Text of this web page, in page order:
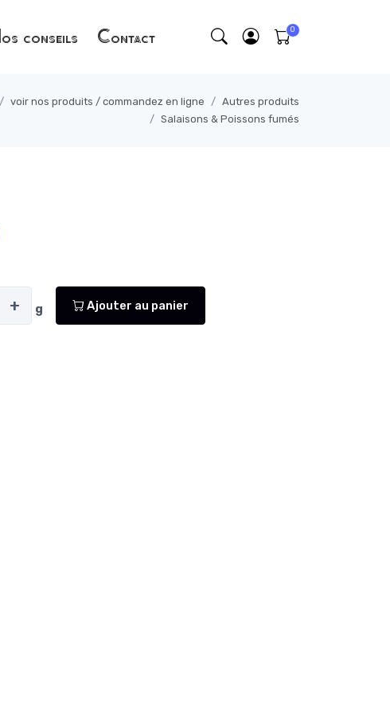
conseils Contact
voir nos produits / commandez en ligne
Autres produits
Salaisons & Poissons fumés
+ g Ajouter au panier